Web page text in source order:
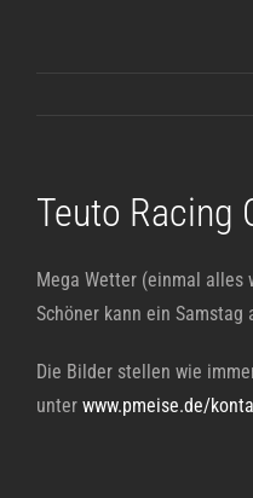
Teuto Racing
Mega Wetter (einmal alles
Schöner kann ein Samstag
Die Bilder stellen wie
unter www.pmeise.de/